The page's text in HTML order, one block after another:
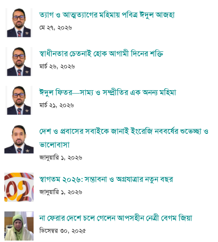
ত্যাগ ও আত্মত্যাগের মহিমায় পবিত্র ঈদুল আজহা
মে ২৭, ২০২৬
স্বাধীনতার চেতনাই হোক আগামী দিনের শক্তি
মার্চ ২৬, ২০২৬
ঈদুল ফিতর—সাম্য ও সম্প্রীতির এক অনন্য মহিমা
মার্চ ২১, ২০২৬
দেশ ও প্রবাসের সবাইকে জানাই ইংরেজি নববর্ষের শুভেচ্ছা ও
ভালোবাসা
জানুয়ারি ১, ২০২৬
স্বাগতম ২০২৬: সম্ভাবনা ও অগ্রযাত্রার নতুন বছর
জানুয়ারি ১, ২০২৬
না ফেরার দেশে চলে গেলেন আপসহীন নেত্রী বেগম জিয়া
ডিসেম্বর ৩০, ২০২৫